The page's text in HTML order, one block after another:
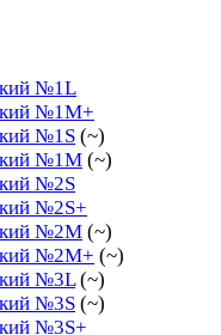
№1L
№1M+
№1S (~)
№1М (~)
№2S
№2S+
№2М (~)
№2М+ (~)
№3L (~)
№3S (~)
№3S+